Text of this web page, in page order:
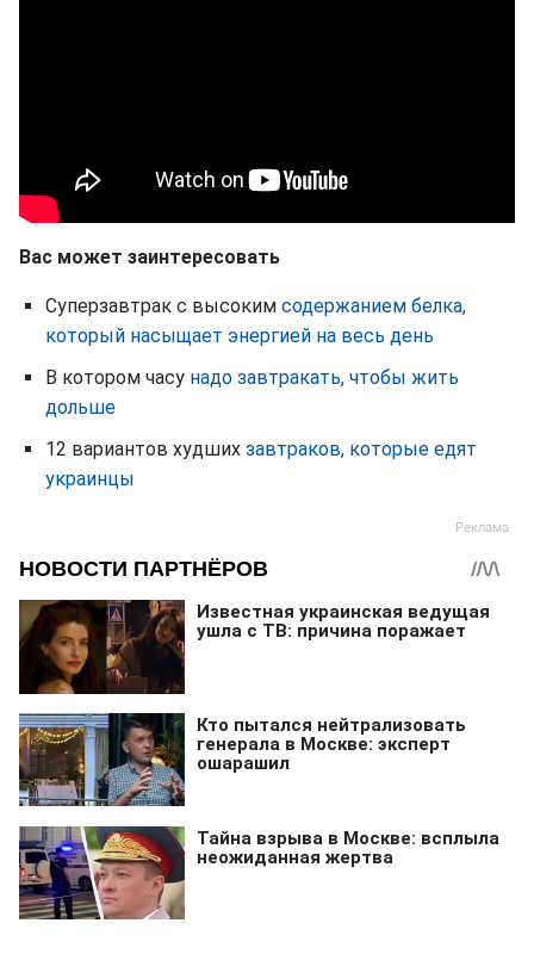
Вас может заинтересовать
Суперзавтрак с высоким содержанием белка,
который насыщает энергией на весь день
В котором часу надо завтракать, чтобы жить
дольше
12 вариантов худших завтраков, которые едят
украинцы